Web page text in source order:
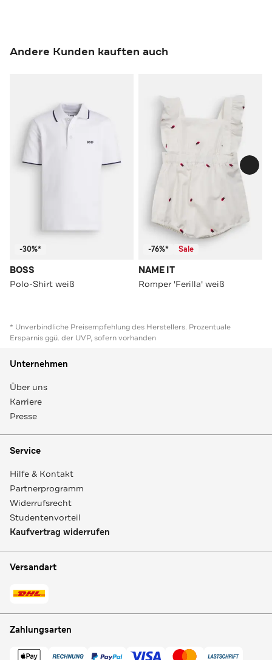
Andere Kunden kauften auch
-30%*
BOSS
Polo-Shirt weiß
-76%* Sale
NAME IT
Romper 'Ferilla' weiß
* Unverbindliche Preisempfehlung des Herstellers. Prozentuale
Ersparnis ggü. der UVP, sofern vorhanden
Unternehmen
Über uns
Karriere
Presse
Service
Hilfe & Kontakt
Partnerprogramm
Widerrufsrecht
Studentenvorteil
Kaufvertrag widerrufen
Versandart
Zahlungsarten